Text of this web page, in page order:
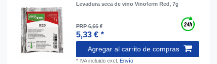
Levadura seca de vino Vinoferm Red, 7g
PRP 6,66 €
5,33 € *
Agregar al carrito de compras
* IVA incluido excl. Envío